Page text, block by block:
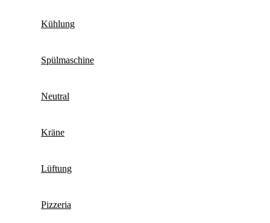
Kühlung
Spülmaschine
Neutral
Kräne
Lüftung
Pizzeria